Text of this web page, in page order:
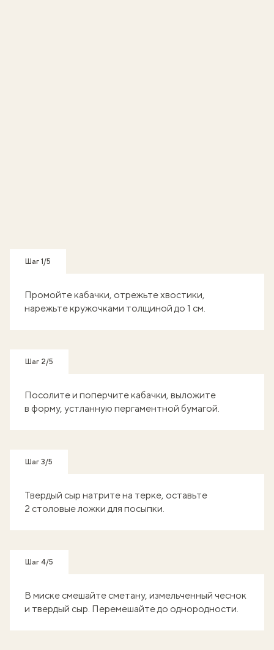
Шаг 1/5
Промойте кабачки, отрежьте хвостики,
нарежьте кружочками толщиной до 1 см.
Шаг 2/5
Посолите и поперчите кабачки, выложите
в форму, устланную пергаментной бумагой.
Шаг 3/5
Твердый сыр натрите на терке, оставьте
2 столовые ложки для посыпки.
Шаг 4/5
В миске смешайте сметану, измельченный чеснок
и твердый сыр. Перемешайте до однородности.